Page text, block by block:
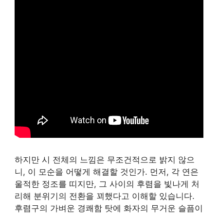
하지만 시 전체의 느낌은 무조건적으로 밝지 않으
니, 이 모순을 어떻게 해결할 것인가. 먼저, 각 연은
울적한 정조를 띠지만, 그 사이의 후렴을 빛나게 처
리해 분위기의 전환을 꾀했다고 이해할 있습니다.
후렴구의 가벼운 경쾌함 탓에 화자의 무거운 슬픔이